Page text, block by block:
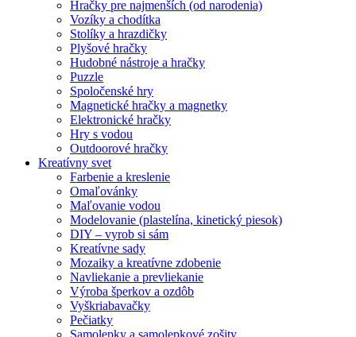
Hračky pre najmenších (od narodenia)
Vozíky a chodítka
Stolíky a hrazdičky
Plyšové hračky
Hudobné nástroje a hračky
Puzzle
Spoločenské hry
Magnetické hračky a magnetky
Elektronické hračky
Hry s vodou
Outdoorové hračky
Kreatívny svet
Farbenie a kreslenie
Omaľovánky
Maľovanie vodou
Modelovanie (plastelína, kinetický piesok)
DIY – vyrob si sám
Kreatívne sady
Mozaiky a kreatívne zdobenie
Navliekanie a prevliekanie
Výroba šperkov a ozdôb
Vyškriabavačky
Pečiatky
Samolepky a samolepkové zošity